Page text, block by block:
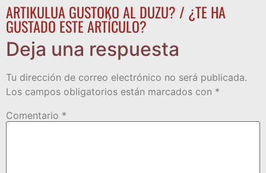
ARTIKULUA GUSTOKO AL DUZU? / ¿TE HA
GUSTADO ESTE ARTÍCULO?
Deja una respuesta
Tu dirección de correo electrónico no será publicada.
Los campos obligatorios están marcados con *
Comentario *